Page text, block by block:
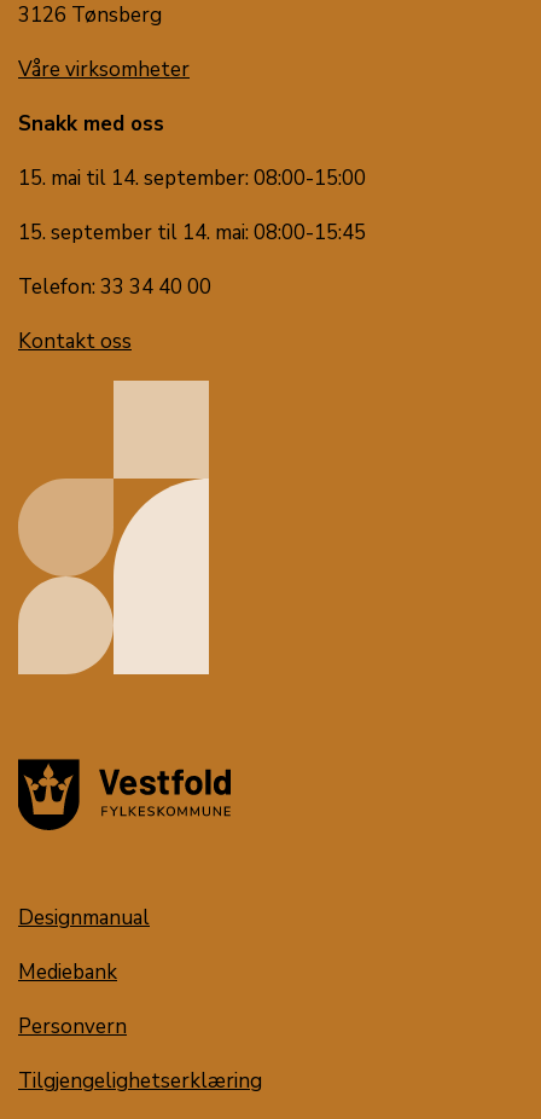
3126 Tønsberg
Våre virksomheter
Snakk med oss
15. mai til 14. september: 08:00-15:00
15. september til 14. mai: 08:00-15:45
Telefon: 33 34 40 00
Kontakt oss
Designmanual
Mediebank
Personvern
Tilgjengelighetserklæring